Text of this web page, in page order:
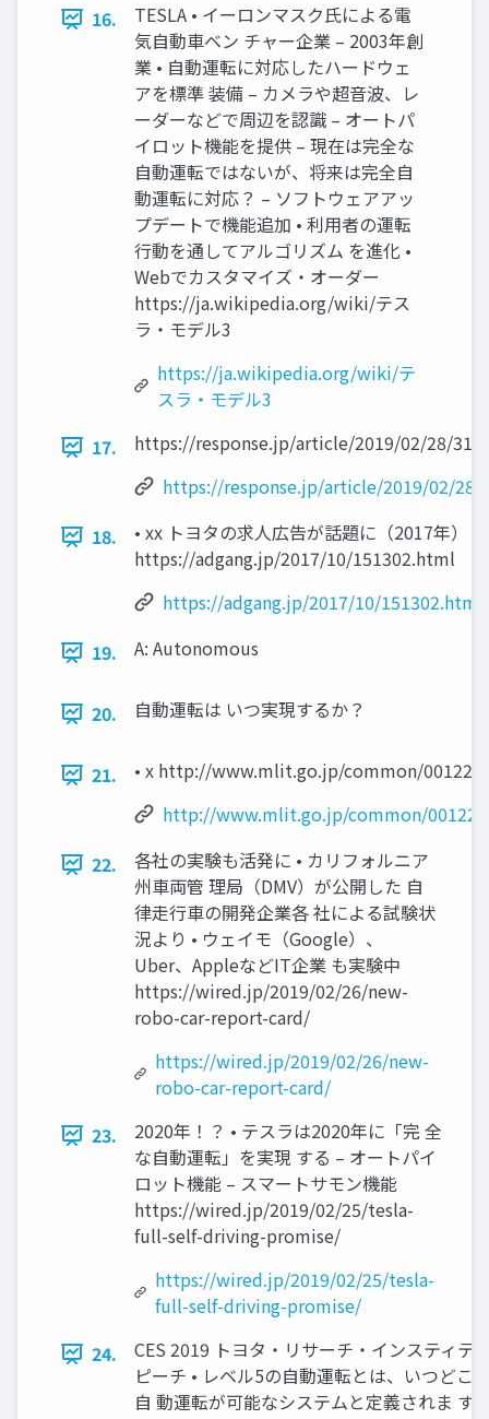
16.
TESLA • イーロンマスク氏による電
気自動車ベン チャー企業 – 2003年創
業 • 自動運転に対応したハードウェ
アを標準 装備 – カメラや超音波、レ
ーダーなどで周辺を認識 – オートパ
イロット機能を提供 – 現在は完全な
自動運転ではないが、将来は完全自
動運転に対応？ – ソフトウェアアッ
プデートで機能追加 • 利用者の運転
行動を通してアルゴリズム を進化 •
Webでカスタマイズ・オーダー
https://ja.wikipedia.org/wiki/テス
ラ・モデル3
https://ja.wikipedia.org/wiki/テ
スラ・モデル3
17.
https://response.jp/article/2019/02/28/
https://response.jp/article/2019/02/28/
18.
• xx トヨタの求人広告が話題に（2017年）
https://adgang.jp/2017/10/151302.html
https://adgang.jp/2017/10/151302.html
19.
A: Autonomous
20. 自動運転は いつ実現するか？
21.
• x http://www.mlit.go.jp/common/
http://www.mlit.go.jp/common/
22.
各社の実験も活発に • カリフォルニア
州車両管 理局（DMV）が公開した 自
律走行車の開発企業各 社による試験状
況より • ウェイモ（Google）、
Uber、AppleなどIT企業 も実験中
https://wired.jp/2019/02/26/new-
robo-car-report-card/
https://wired.jp/2019/02/26/new-
robo-car-report-card/
23.
2020年！？ • テスラは2020年に「完 全
な自動運転」を実現 する – オートパイ
ロット機能 – スマートサモン機能
https://wired.jp/2019/02/25/tesla-
full-self-driving-promise/
https://wired.jp/2019/02/25/tesla-
full-self-driving-promise/
24.
CES 2019 トヨタ・リサーチ・インスティテ
ピーチ • レベル5の自動運転とは、いつどこ
自 動運転が可能なシステムと定義されま す